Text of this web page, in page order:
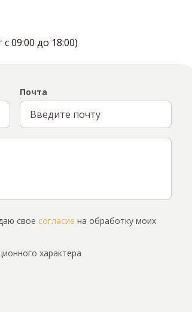
09:00 до 18:00)
Почта
свое согласие на обработку моих
характера